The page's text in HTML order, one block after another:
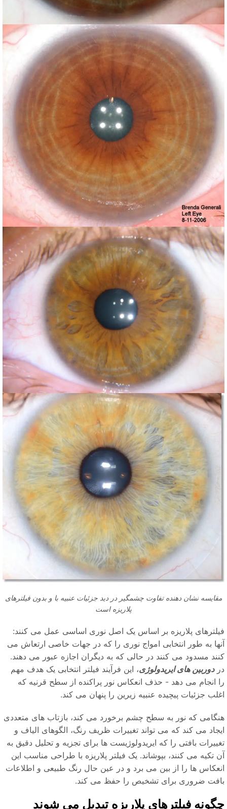
نشان دهنده تفاوت چشمگیر در دید جزئیات عنبیه با و بدون فیلترهای
پلاریزه است
پلاریزه بر اساس یک اصل نوری اساسی عمل می کنند:
به طور انتخابی امواج نوری را که در جهات خاصی ارتعاش می
مسدود می کنند در حالی که به دیگران اجازه عبور می دهند.
دوربین های ایریدولوژی، این فرآیند فیلتر انتخابی یک هدف مهم
انجام می دهد - حذف انعکاس نور پراکنده از سطح قرنیه که
جزئیات پیچیده عنبیه زیرین را پنهان می کند.
که نور به سطح چشم برخورد می کند، بازتاب های متعددی
می کند که می تواند تغییرات ظریف رنگ، الگوهای الیاف و
بافتی را که ایریدولوژیست ها برای تجزیه و تحلیل دقیق به
تکیه می کنند، بپوشاند. یک فیلتر پلاریزه با طراحی مناسب این
ها را از بین می برد و در عین حال رنگ طبیعی و اطلاعات
ضروری برای تشخیص را حفظ می کند.
فیلترهای پلاریزه تبدیل می شوند